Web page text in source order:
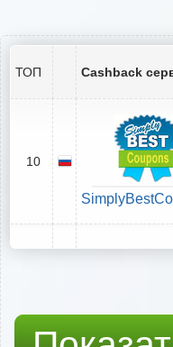
ТОП Cashback
10